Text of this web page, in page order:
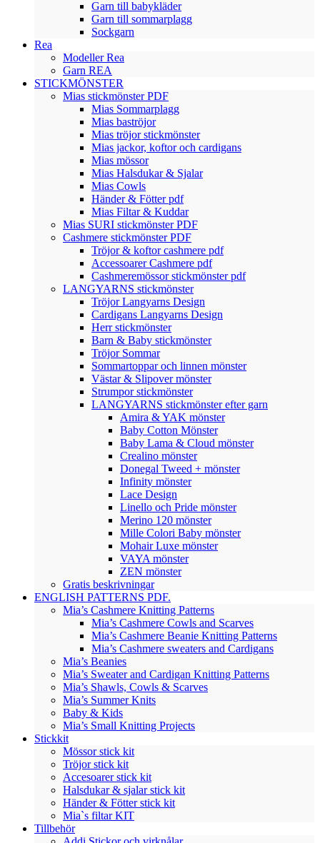
Garn till babykläder
Garn till sommarplagg
Sockgarn
Rea
Modeller Rea
Garn REA
STICKMÖNSTER
Mias stickmönster PDF
Mias Sommarplagg
Mias baströjor
Mias tröjor stickmönster
Mias jackor, koftor och cardigans
Mias mössor
Mias Halsdukar & Sjalar
Mias Cowls
Händer & Fötter pdf
Mias Filtar & Kuddar
Mias SURI stickmönster PDF
Cashmere stickmönster PDF
Tröjor & koftor cashmere pdf
Accessoarer Cashmere pdf
Cashmeremössor stickmönster pdf
LANGYARNS stickmönster
Tröjor Langyarns Design
Cardigans Langyarns Design
Herr stickmönster
Barn & Baby stickmönster
Tröjor Sommar
Sommartoppar och linnen mönster
Västar & Slipover mönster
Strumpor stickmönster
LANGYARNS stickmönster efter garn
Amira & YAK mönster
Baby Cotton Mönster
Baby Lama & Cloud mönster
Crealino mönster
Donegal Tweed + mönster
Infinity mönster
Lace Design
Linello och Pride mönster
Merino 120 mönster
Mille Colori Baby mönster
Mohair Luxe mönster
VAYA mönster
ZEN mönster
Gratis beskrivningar
ENGLISH PATTERNS PDF.
Mia’s Cashmere Knitting Patterns
Mia’s Cashmere Cowls and Scarves
Mia’s Cashmere Beanie Knitting Patterns
Mia’s Cashmere sweaters and Cardigans
Mia’s Beanies
Mia’s Sweater and Cardigan Knitting Patterns
Mia’s Shawls, Cowls & Scarves
Mia’s Summer Knits
Baby & Kids
Mia’s Small Knitting Projects
Stickkit
Mössor stick kit
Tröjor stick kit
Accesoarer stick kit
Halsdukar & sjalar stick kit
Händer & Fötter stick kit
Mia`s filtar KIT
Tillbehör